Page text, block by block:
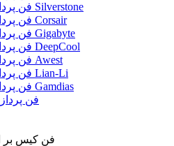
فن پردازنده Silverstone
فن پردازنده Corsair
فن پردازنده Gigabyte
فن پردازنده DeepCool
فن پردازنده Awest
فن پردازنده Lian-Li
فن پردازنده Gamdias
فن
فن کیس بر